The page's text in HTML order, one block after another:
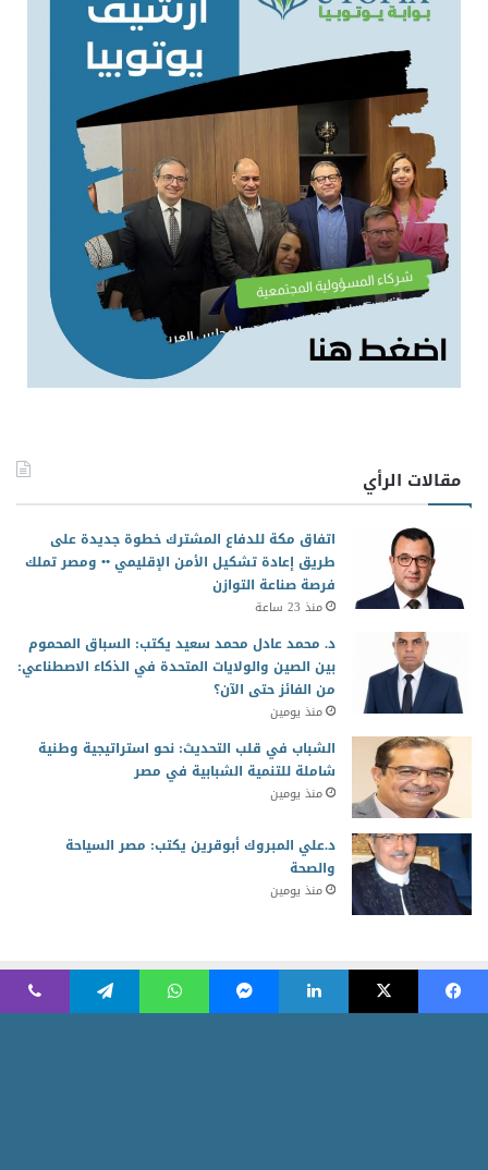
مقالات الرأي
اتفاق مكة للدفاع المشترك خطوة جديدة على
طريق إعادة تشكيل الأمن الإقليمي •• ومصر تملك
فرصة صناعة التوازن
منذ 23 ساعة
د. محمد عادل محمد سعيد يكتب: السباق المحموم
بين الصين والولايات المتحدة في الذكاء الاصطناعي:
من الفائز حتى الآن؟
منذ يومين
الشباب في قلب التحديث: نحو استراتيجية وطنية
شاملة للتنمية الشبابية في مصر
منذ يومين
د.علي المبروك أبوقرين يكتب: مصر السياحة
والصحة
منذ يومين
2026 جميع الحقوق محفوظة للمجلس العربي للمسئولية المجتمعية